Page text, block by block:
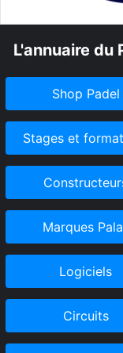
L'annuaire du
Shop Padel
Stages et
Marques
Logiciels
Circuits